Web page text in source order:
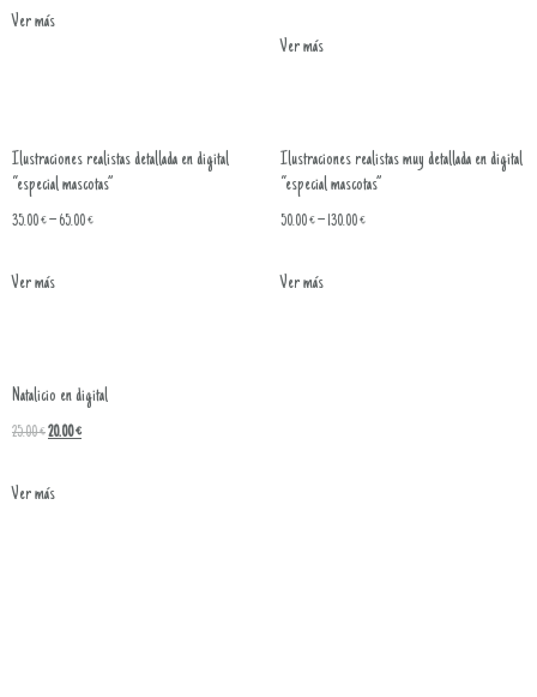
Ver más
Ver más
Ilustraciones realistas detallada en digital
“especial mascotas”
35.00€–65.00€
Ver más
Ilustraciones realistas muy detallada en digital
“especial mascotas”
50.00€–130.00€
Ver más
Natalicio en digital
25.00€20.00€
Ver más